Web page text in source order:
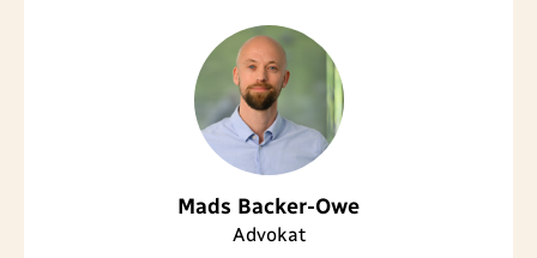
Mads Backer-Owe
Advokat